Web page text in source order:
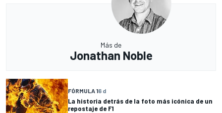
Más de
Jonathan Noble
FÓRMULA 16 d
La historia detrás de la foto más icónica de un
repostaje de F1